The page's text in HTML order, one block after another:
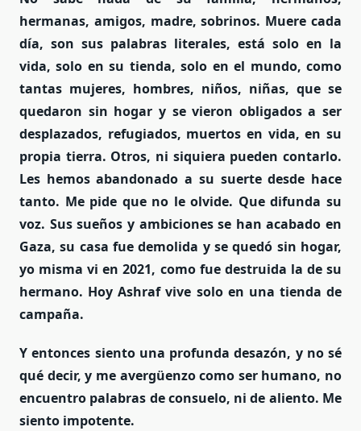
hermanas, amigos, madre, sobrinos. Muere cada
día, son sus palabras literales, está solo en la
vida, solo en su tienda, solo en el mundo, como
tantas mujeres, hombres, niños, niñas, que se
quedaron sin hogar y se vieron obligados a ser
desplazados, refugiados, muertos en vida, en su
propia tierra. Otros, ni siquiera pueden contarlo.
Les hemos abandonado a su suerte desde hace
tanto. Me pide que no le olvide. Que difunda su
voz. Sus sueños y ambiciones se han acabado en
Gaza, su casa fue demolida y se quedó sin hogar,
yo misma vi en 2021, como fue destruida la de su
hermano. Hoy Ashraf vive solo en una tienda de
campaña.
Y entonces siento una profunda desazón, y no sé
qué decir, y me avergüenzo como ser humano, no
encuentro palabras de consuelo, ni de aliento. Me
siento impotente.